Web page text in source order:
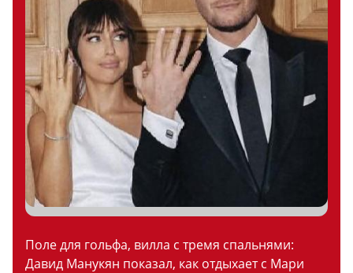
Поле для гольфа, вилла с тремя спальнями:
Давид Манукян показал, как отдыхает с Мари